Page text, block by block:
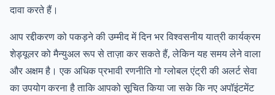
दावा करते हैं।
आप रद्दीकरण को पकड़ने की उम्मीद में दिन भर विश्वसनीय यात्री कार्यक्रम
शेड्यूलर को मैन्युअल रूप से ताज़ा कर सकते हैं, लेकिन यह समय लेने वाला
और अक्षम है। एक अधिक प्रभावी रणनीति गो ग्लोबल एंट्री की अलर्ट सेवा
का उपयोग करना है ताकि आपको सूचित किया जा सके कि नए अपॉइंटमेंट